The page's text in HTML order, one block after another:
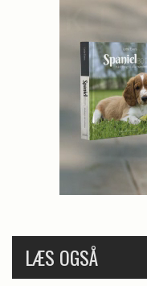
LÆS OGSÅ